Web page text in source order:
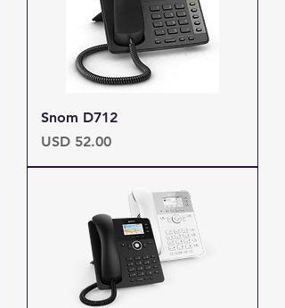
Snom D712
Precio
USD 52.00